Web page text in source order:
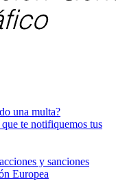
una multa?
te notifiquemos tus
y sanciones
Europea